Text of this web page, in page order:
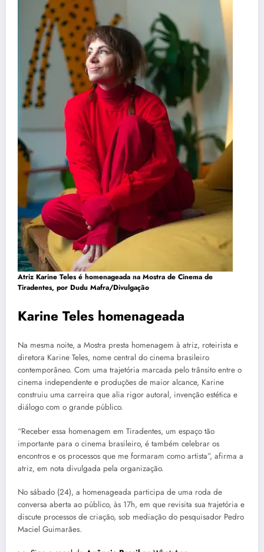
Atriz Karine Teles é homenageada na Mostra de Cinema de
Tiradentes, por Dudu Mafra/Divulgação
Karine Teles homenageada
Na mesma noite, a Mostra presta homenagem à atriz, roteirista e
diretora Karine Teles, nome central do cinema brasileiro
contemporâneo. Com uma trajetória marcada pelo trânsito entre o
cinema independente e produções de maior alcance, Karine
construiu uma carreira que alia rigor autoral, invenção estética e
diálogo com o grande público.
“Receber essa homenagem em Tiradentes, um espaço tão
importante para o cinema brasileiro, é também celebrar os
encontros e os processos que me formaram como artista”, afirma a
atriz, em nota divulgada pela organização.
No sábado (24), a homenageada participa de uma roda de
conversa aberta ao público, às 17h, em que revisita sua trajetória e
discute processos de criação, sob mediação do pesquisador Pedro
Maciel Guimarães.